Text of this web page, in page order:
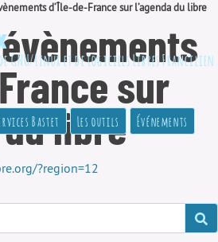
GNU/Linux et de Logiciels Libres Francilien
Bastet Les outils Événements
d’Île-de-France sur l’agenda du libre
sur
du libre
?region=12